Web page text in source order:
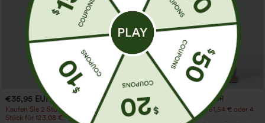
€35,95 EUR
Kaufen Sie 2 Stück für 61,54 € oder 4
Stück für 123,08 €.
€44,95 EUR
€49,95 EUR
Kaufen Sie 2 Stück für 61,54 € oder 4
Stück für 123,08 €.